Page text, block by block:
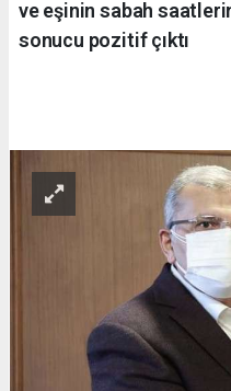
ve eşinin sabah
sonucu pozitif çıktı